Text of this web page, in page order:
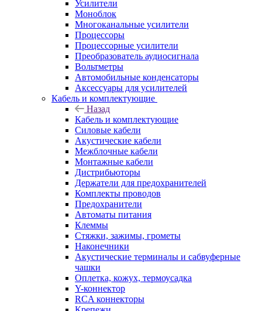
Усилители
Моноблок
Многоканальные усилители
Процессоры
Процессорные усилители
Преобразователь аудиосигнала
Вольтметры
Автомобильные конденсаторы
Аксессуары для усилителей
Кабель и комплектующие
Назад
Кабель и комплектующие
Силовые кабели
Акустические кабели
Межблочные кабели
Монтажные кабели
Дистрибьюторы
Держатели для предохранителей
Комплекты проводов
Предохранители
Автоматы питания
Клеммы
Стяжки, зажимы, грометы
Наконечники
Акустические терминалы и сабвуферные
чашки
Оплетка, кожух, термоусадка
Y-коннектор
RCA коннекторы